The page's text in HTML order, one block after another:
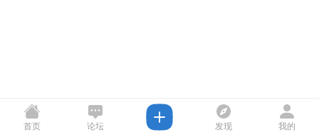
首页 论坛 发现 我的